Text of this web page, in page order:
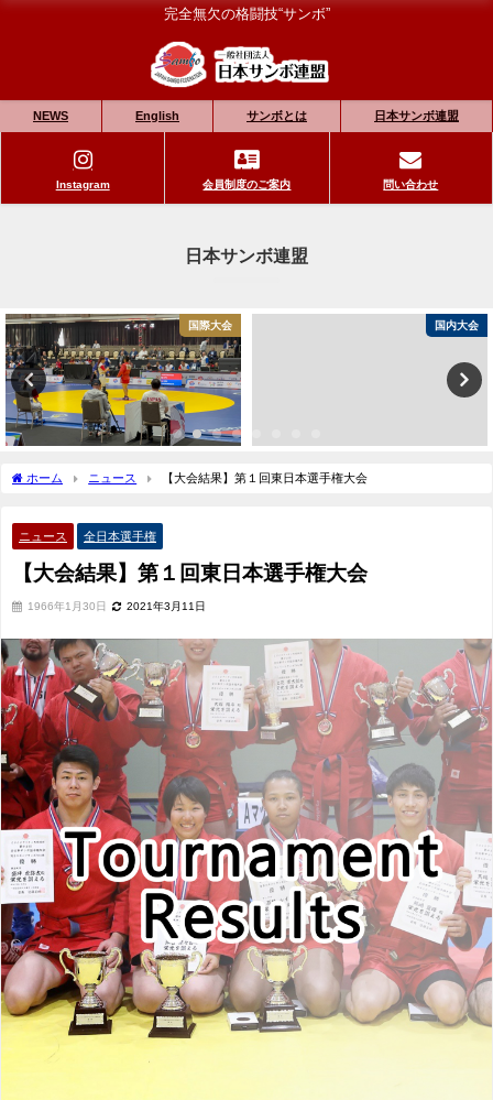
完全無欠の格闘技“サンボ”
NEWS English サンボとは 日本サンボ連盟
Instagram 会員制度のご案内 問い合わせ
日本サンボ連盟
国際大会 国内大会
ホーム ニュース 【大会結果】第１回東日本選手権大会
ニュース 全日本選手権
【大会結果】第１回東日本選手権大会
1966年1月30日 2021年3月11日